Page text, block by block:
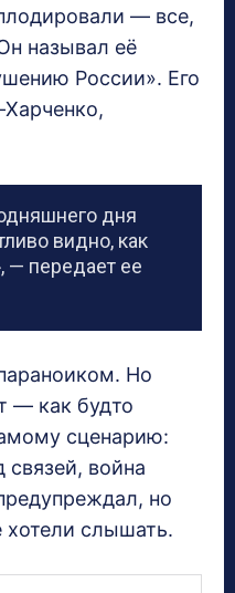
— все,
называл её
России». Его
дня
видно, как
— передает ее
Но
— как будто
сценарию:
связей, война
но
хотели слышать.